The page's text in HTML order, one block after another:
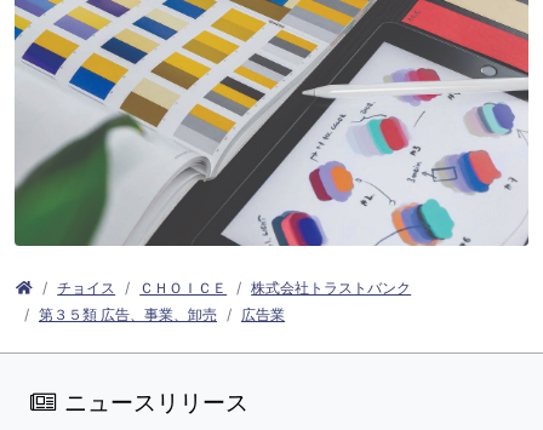
チョイス ＣＨＯＩＣＥ
株式会社トラストバンク
第３５類 広告、事業、卸売
広告業
ニュースリリース